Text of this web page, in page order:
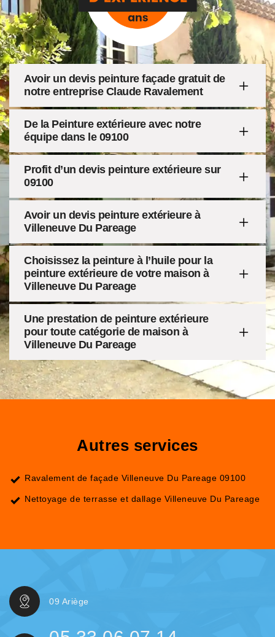
Avoir un devis peinture façade gratuit de
notre entreprise Claude Ravalement
De la Peinture extérieure avec notre
équipe dans le 09100
Profit d’un devis peinture extérieure sur
09100
Avoir un devis peinture extérieure à
Villeneuve Du Pareage
Choisissez la peinture à l’huile pour la
peinture extérieure de votre maison à
Villeneuve Du Pareage
Une prestation de peinture extérieure
pour toute catégorie de maison à
Villeneuve Du Pareage
Autres services
Ravalement de façade Villeneuve Du Pareage 09100
Nettoyage de terrasse et dallage Villeneuve Du Pareage
09 Ariège